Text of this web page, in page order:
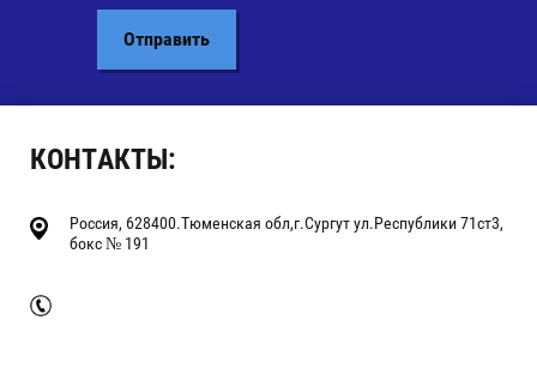
Отправить
КОНТАКТЫ:
Россия, 628400.Тюменская обл,г.Сургут ул.Республики 71ст3,
бокс № 191